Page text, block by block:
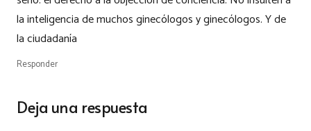
la inteligencia de muchos ginecólogos y ginecólogos. Y de
la ciudadanía
Responder
Deja una respuesta